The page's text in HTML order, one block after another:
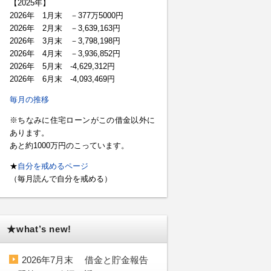
【2025年】
2026年 1月末 －377万5000円
2026年 2月末 －3,639,163円
2026年 3月末 －3,798,198円
2026年 4月末 －3,936,852円
2026年 5月末 -4,629,312円
2026年 6月末 -4,093,469円
毎月の推移
※ちなみに住宅ローンがこの借金以外に
あります。
あと約1000万円のこっています。
★自分を戒めるページ
（毎月読んで自分を戒める）
★what’s new!
2026年7月末 借金と貯金報告